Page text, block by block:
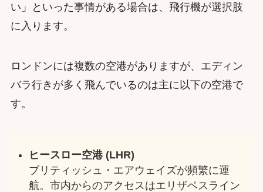
い」といった事情がある場合は、飛行機が選択肢
に入ります。
ロンドンには複数の空港がありますが、エディン
バラ行きが多く飛んでいるのは主に以下の空港で
す。
ヒースロー空港 (LHR)
ブリティッシュ・エアウェイズが頻繁に運
航。市内からのアクセスはエリザベスライン